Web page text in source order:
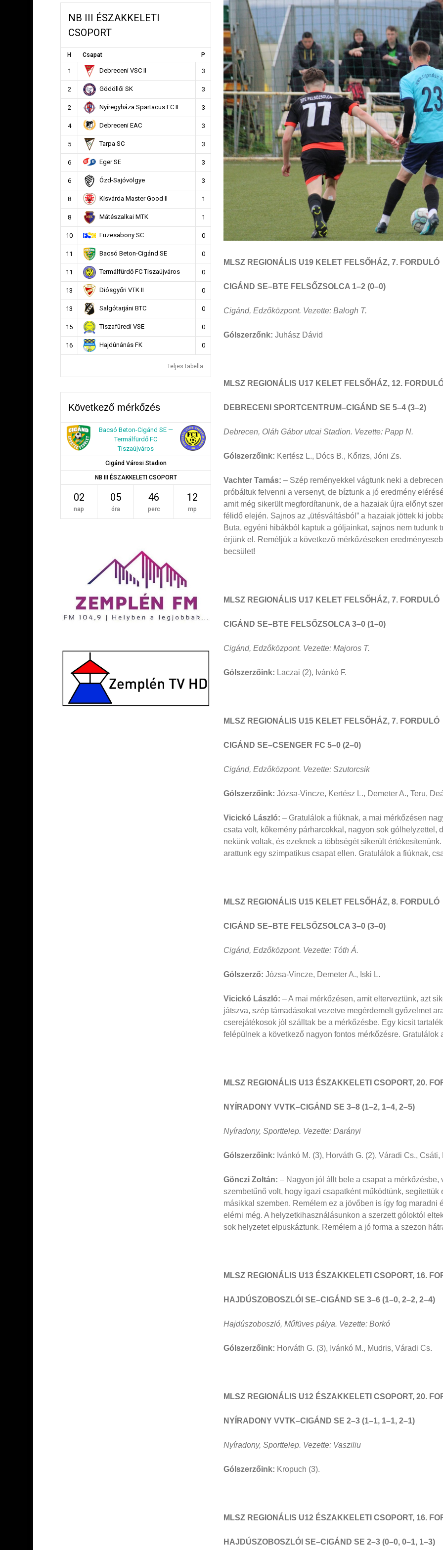
MLSZ REGIONÁLIS U19 KELET FELSŐHÁZ, 7. FORDULÓ
CIGÁND SE–BTE FELSŐZSOLCA 1–2 (0–0)
Cigánd, Edzőközpont. Vezette: Balogh T.
Gólszerzőnk: Juhász Dávid
MLSZ REGIONÁLIS U17 KELET FELSŐHÁZ, 12.
DEBRECENI SPORTCENTRUM–CIGÁND SE 5–4 (3–2)
Debrecen, Oláh Gábor utcai Stadion. Vezette: Papp N.
Gólszerzőink: Kertész L., Dócs B., Kőrizs, Jóni Zs.
Vachter Tamás: – Szép reményekkel vágtunk neki a
próbáltuk felvenni a versenyt, de bíztunk a jó eredmény
amit még sikerült megfordítanunk, de a hazaiak újra előnyt
félidő elején. Sajnos az „ütésváltásból” a hazaiak jöttek ki
Buta, egyéni hibákból kaptuk a góljainkat, sajnos nem tudunk
érjünk el. Reméljük a következő mérkőzéseken
becsület!
MLSZ REGIONÁLIS U17 KELET FELSŐHÁZ, 7. FORDULÓ
CIGÁND SE–BTE FELSŐZSOLCA 3–0 (1–0)
Cigánd, Edzőközpont. Vezette: Majoros T.
Gólszerzőink: Laczai (2), Ivánkó F.
MLSZ REGIONÁLIS U15 KELET FELSŐHÁZ, 7. FORDULÓ
CIGÁND SE–CSENGER FC 5–0 (2–0)
Cigánd, Edzőközpont. Vezette: Szutorcsik
Gólszerzőink: Józsa-Vincze, Kertész L., Demeter A., Teru,
Vicickó László: – Gratulálok a fiúknak, a mai mérkőzésen
csata volt, kőkemény párharcokkal, nagyon sok gólhelyzettel,
nekünk voltak, és ezeknek a többségét sikerült
arattunk egy szimpatikus csapat ellen. Gratulálok a fiúknak,
MLSZ REGIONÁLIS U15 KELET FELSŐHÁZ, 8. FORDULÓ
CIGÁND SE–BTE FELSŐZSOLCA 3–0 (3–0)
Cigánd, Edzőközpont. Vezette: Tóth Á.
Gólszerző: Józsa-Vincze, Demeter A., Iski L.
Vicickó László: – A mai mérkőzésen, amit elterveztünk, azt
játszva, szép támadásokat vezetve megérdemelt győzelmet
cserejátékosok jól szálltak be a mérkőzésbe. Egy kicsit
felépülnek a következő nagyon fontos mérkőzésre. Gratulálok
MLSZ REGIONÁLIS U13 ÉSZAKKELETI CSOPORT, 20.
NYÍRADONY VVTK–CIGÁND SE 3–8 (1–2, 1–4, 2–5)
Nyíradony, Sporttelep. Vezette: Darányi
Gólszerzőink: Ivánkó M. (3), Horváth G. (2), Váradi Cs.,
Gönczi Zoltán: – Nagyon jól állt bele a csapat a
szembetűnő volt, hogy igazi csapatként működtünk,
másikkal szemben. Remélem ez a jövőben is így fog maradni
elérni még. A helyzetkihasználásunkon a szerzett góloktól
sok helyzetet elpuskáztunk. Remélem a jó forma a szezon
MLSZ REGIONÁLIS U13 ÉSZAKKELETI CSOPORT, 16.
HAJDÚSZOBOSZLÓI SE–CIGÁND SE 3–6 (1–0, 2–2, 2–4)
Hajdúszoboszló, Műfüves pálya. Vezette: Borkó
Gólszerzőink: Horváth G. (3), Ivánkó M., Mudris, Váradi Cs.
MLSZ REGIONÁLIS U12 ÉSZAKKELETI CSOPORT, 20.
NYÍRADONY VVTK–CIGÁND SE 2–3 (1–1, 1–1, 2–1)
Nyíradony, Sporttelep. Vezette: Vasziliu
Gólszerzőink: Kropuch (3).
MLSZ REGIONÁLIS U12 ÉSZAKKELETI CSOPORT, 16.
HAJDÚSZOBOSZLÓI SE–CIGÁND SE 2–3 (0–0, 0–1, 1–3)
NB III ÉSZAKKELETI
CSOPORT
H Csapat P
1 Debreceni VSC II 3
2 Gödöllői SK 3
2 Nyíregyháza Spartacus FC II 3
4 Debreceni EAC 3
5 Tarpa SC 3
6 Eger SE 3
6 Ózd-Sajóvölgye 3
8 Kisvárda Master Good II 1
8 Mátészalkai MTK 1
10 Füzesabony SC 0
11 Bacsó Beton-Cigánd SE 0
11 Termálfürdő FC Tiszaújváros 0
13 Diósgyőri VTK II 0
13 Salgótarjáni BTC 0
15 Tiszafüredi VSE 0
16 Hajdúnánás FK 0
Teljes tabella
Következő mérkőzés
Bacsó Beton-Cigánd SE —
Termálfürdő FC
Tiszaújváros
Cigánd Városi Stadion
NB III ÉSZAKKELETI CSOPORT
02
nap
05
óra
46
perc
11
mp